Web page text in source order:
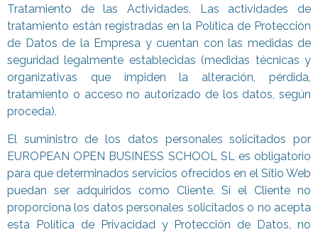
Tratamiento de las Actividades. Las actividades de
tratamiento están registradas en la Política de Protección
de Datos de la Empresa y cuentan con las medidas de
seguridad legalmente establecidas (medidas técnicas y
organizativas que impiden la alteración, pérdida,
tratamiento o acceso no autorizado de los datos, según
proceda).
El suministro de los datos personales solicitados por
EUROPEAN OPEN BUSINESS SCHOOL SL es obligatorio
para que determinados servicios ofrecidos en el Sitio Web
puedan ser adquiridos como Cliente. Si el Cliente no
proporciona los datos personales solicitados o no acepta
esta Política de Privacidad y Protección de Datos, no